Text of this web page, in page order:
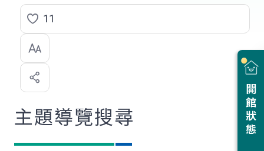
尋
開館狀態
點
選
喜
歡
11
主題導覽搜尋